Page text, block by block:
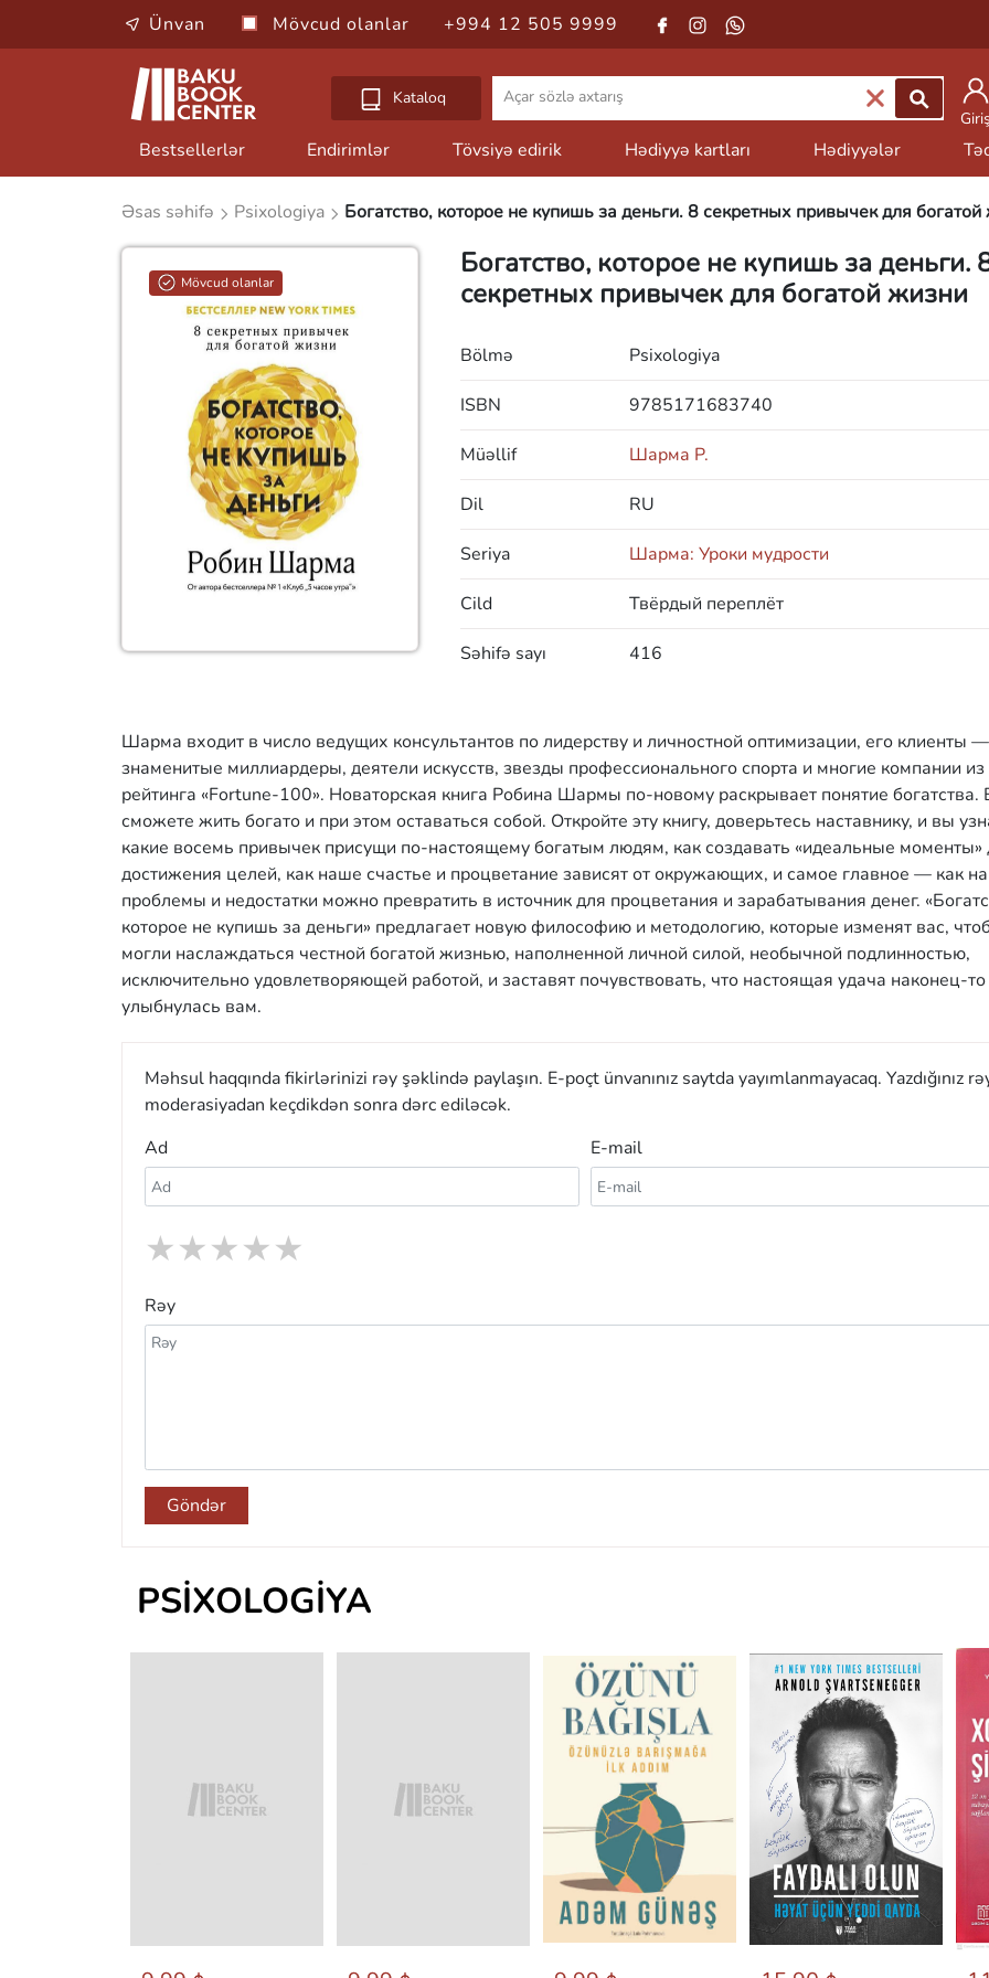
Ünvan Mövcud olanlar +994 12 505 9999
Kataloq
Bestsellerlər Endirimlər Tövsiyə edirik Hədiyyə kartları Hədiyyələr
Əsas səhifə Psixologiya Богатство, которое не купишь за деньги. 8 секретных привычек для
Mövcud olanlar
Богатство, которое не купишь за деньги.
секретных привычек для богатой жизни
Bölmə Psixologiya
ISBN 9785171683740
Müəllif Шарма Р.
Dil RU
Seriya Шарма: Уроки мудрости
Cild Твёрдый переплёт
Səhifə sayı 416
Шарма входит в число ведущих консультантов по лидерству и личностной оптимизации, его клиенты —
знаменитые миллиардеры, деятели искусств, звезды профессионального спорта и многие компании из
рейтинга «Fortune-100». Новаторская книга Робина Шармы по-новому раскрывает понятие богатства.
сможете жить богато и при этом оставаться собой. Откройте эту книгу, доверьтесь наставнику, и вы
какие восемь привычек присущи по-настоящему богатым людям, как создавать «идеальные моменты»
достижения целей, как наше счастье и процветание зависят от окружающих, и самое главное — как
проблемы и недостатки можно превратить в источник для процветания и зарабатывания денег.
которое не купишь за деньги» предлагает новую философию и методологию, которые изменят вас,
могли наслаждаться честной богатой жизнью, наполненной личной силой, необычной подлинностью,
исключительно удовлетворяющей работой, и заставят почувствовать, что настоящая удача наконец-то
улыбнулась вам.
Məhsul haqqında fikirlərinizi rəy şəklində paylaşın. E-poçt ünvanınız saytda yayımlanmayacaq. Yazdığınız
moderasiyadan keçdikdən sonra dərc ediləcək.
Ad
E-mail
★
★
★
★
★
Rəy
Göndər
PSIXOLOGIYA